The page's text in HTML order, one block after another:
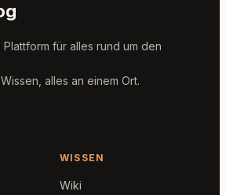
für alles rund um den
alles an einem Ort.
WISSEN
Wiki